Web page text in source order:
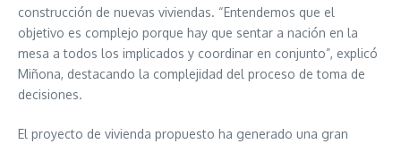
construcción de nuevas viviendas. “Entendemos que el
objetivo es complejo porque hay que sentar a nación en la
mesa a todos los implicados y coordinar en conjunto”, explicó
Miñona, destacando la complejidad del proceso de toma de
decisiones.
El proyecto de vivienda propuesto ha generado una gran